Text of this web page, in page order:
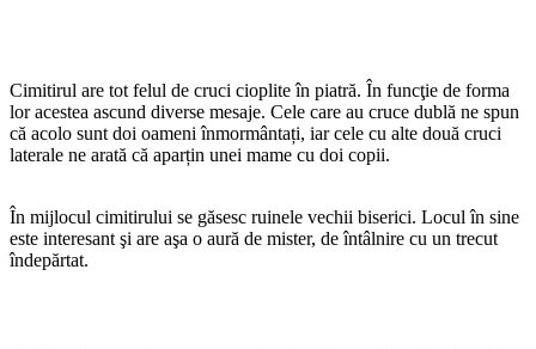
Cimitirul are tot felul de cruci cioplite în piatră. În funcţie de forma
lor acestea ascund diverse mesaje. Cele care au cruce dublă ne spun
că acolo sunt doi oameni înmormântați, iar cele cu alte două cruci
laterale ne arată că aparțin unei mame cu doi copii.
În mijlocul cimitirului se găsesc ruinele vechii biserici. Locul în sine
este interesant şi are aşa o aură de mister, de întâlnire cu un trecut
îndepărtat.